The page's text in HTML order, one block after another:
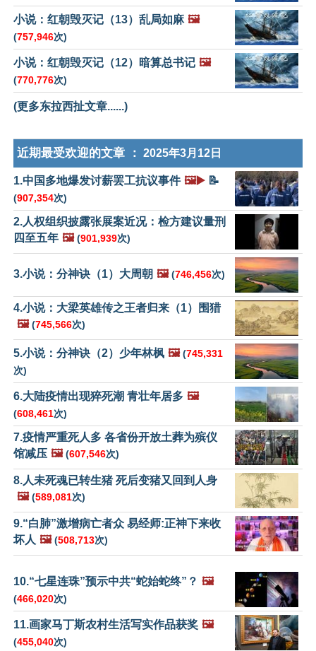
小说：红朝毁灭记（13）乱局如麻 🖼️
(757,946次)
小说：红朝毁灭记（12）暗算总书记 🖼️
(770,776次)
(更多东拉西扯文章......)
近期最受欢迎的文章 ： 2025年3月12日
1.中国多地爆发讨薪罢工抗议事件 🖼️▶️ 📝
(907,354次)
2.人权组织披露张展案近况：检方建议量刑
四至五年 🖼️ (901,939次)
3.小说：分神诀（1）大周朝 🖼️ (746,456次)
4.小说：大梁英雄传之王者归来（1）围猎
🖼️ (745,566次)
5.小说：分神诀（2）少年林枫 🖼️ (745,331
次)
6.大陆疫情出现猝死潮 青壮年居多 🖼️
(608,461次)
7.疫情严重死人多 各省份开放土葬为殡仪
馆减压 🖼️ (607,546次)
8.人未死魂已转生猪 死后变猪又回到人身
🖼️ (589,081次)
9.“白肺”激增病亡者众 易经师:正神下来收
坏人 🖼️ (508,713次)
10.“七星连珠”预示中共“蛇始蛇终”？ 🖼️
(466,020次)
11.画家马丁斯农村生活写实作品获奖 🖼️
(455,040次)